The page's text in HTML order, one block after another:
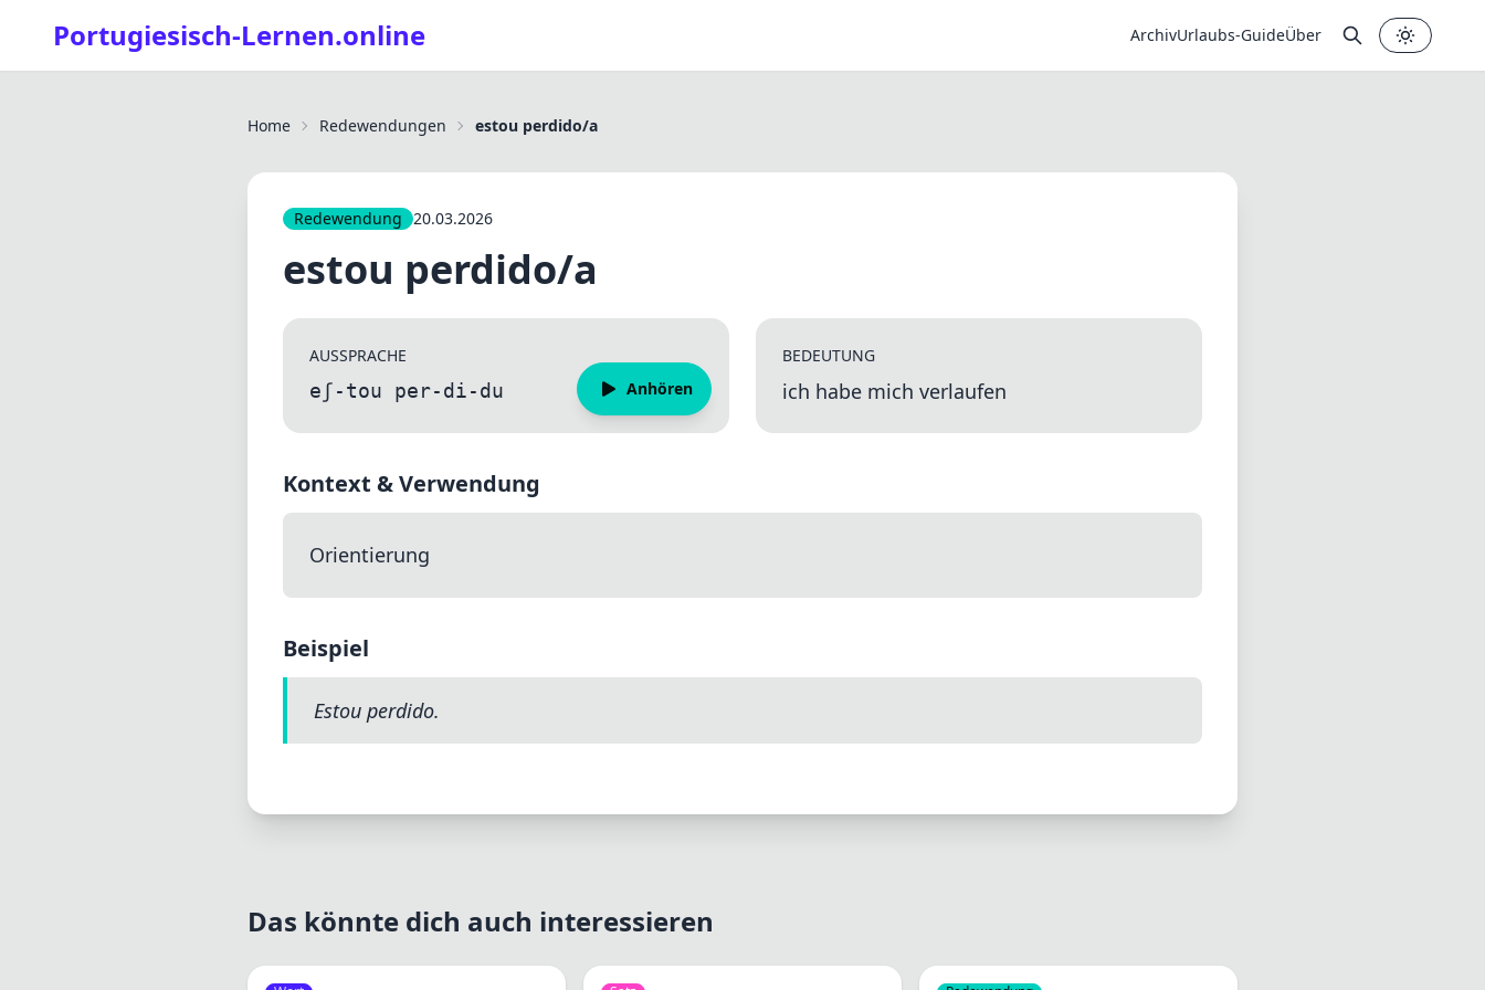
Portugiesisch-Lernen.online ArchivUrlaubs-GuideÜber
Home Redewendungen estou perdido/a
Redewendung 20.03.2026
estou perdido/a
AUSSPRACHE
eʃ-tou per-di-du Anhören
BEDEUTUNG
ich habe mich verlaufen
Kontext & Verwendung
Orientierung
Beispiel
Estou perdido.
Das könnte dich auch interessieren